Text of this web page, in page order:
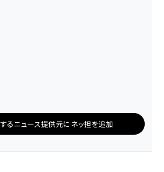
るニュース提供元にネッ担を追加